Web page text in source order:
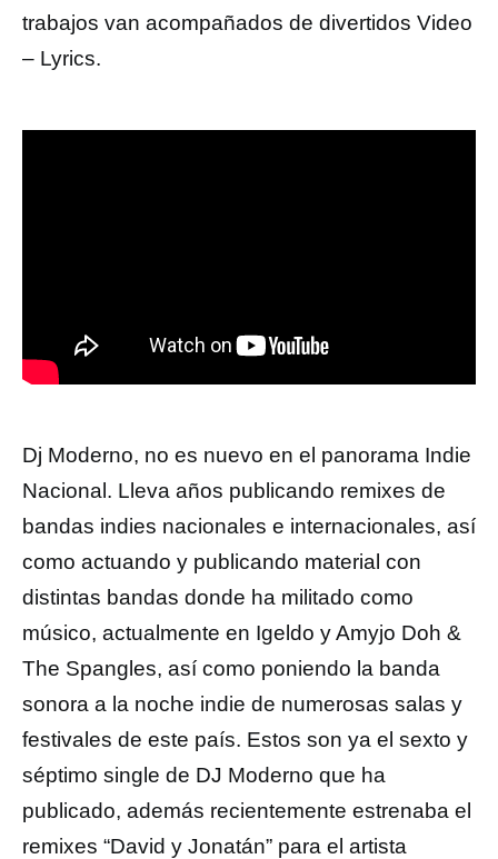
trabajos van acompañados de divertidos Video
– Lyrics.
Dj Moderno, no es nuevo en el panorama Indie
Nacional. Lleva años publicando remixes de
bandas indies nacionales e internacionales, así
como actuando y publicando material con
distintas bandas donde ha militado como
músico, actualmente en Igeldo y Amyjo Doh &
The Spangles, así como poniendo la banda
sonora a la noche indie de numerosas salas y
festivales de este país. Estos son ya el sexto y
séptimo single de DJ Moderno que ha
publicado, además recientemente estrenaba el
remixes “David y Jonatán” para el artista